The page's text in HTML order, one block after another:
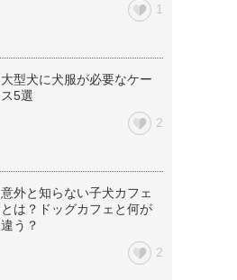
1
大型犬に犬服が必要なケー
ス5選
2
意外と知らない子犬カフェ
とは？ドッグカフェと何が
違う？
2